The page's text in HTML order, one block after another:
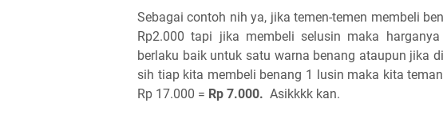
Sebagai contoh nih ya, jika temen-temen membeli
Rp2.000 tapi jika membeli selusin maka
berlaku baik untuk satu warna benang ataupun jika
sih tiap kita membeli benang 1 lusin maka kita
Rp 17.000 = Rp 7.000. Asikkkk kan.